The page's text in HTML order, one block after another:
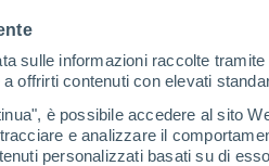
sulle informazioni raccolte
offrirti contenuti con elevati
è possibile accedere al sito
e analizzare il
personalizzati basati su di
Janeiro
le località